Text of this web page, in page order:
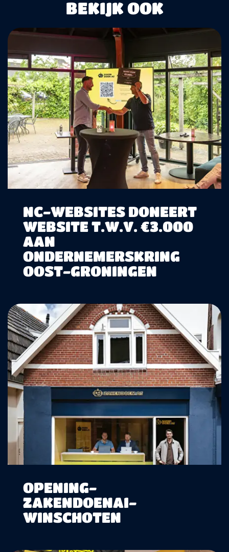
BEKIJK OOK
NC-WEBSITES DONEERT
WEBSITE T.W.V. €3.000
AAN
ONDERNEMERSKRING
OOST-GRONINGEN
OPENING-
ZAKENDOENAI-
WINSCHOTEN